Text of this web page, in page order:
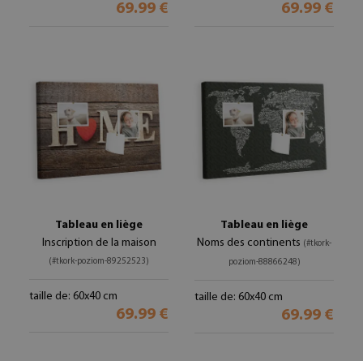
69.99 € 69.99 €
Tableau en liège
Inscription de la maison
(#tkork-poziom-89252523)
taille de: 60x40 cm
69.99 €
Tableau en liège
Noms des continents (#tkork-
poziom-88866248)
taille de: 60x40 cm
69.99 €